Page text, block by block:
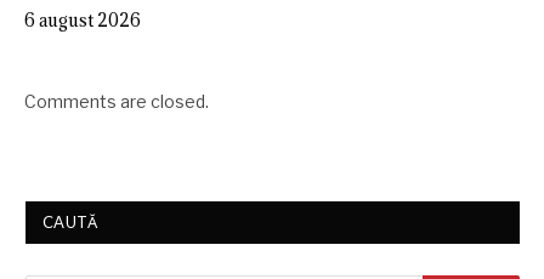
6 august 2026
Comments are closed.
CAUTĂ